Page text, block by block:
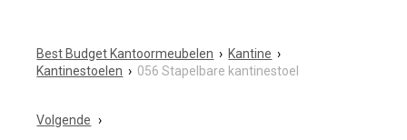
Best Budget Kantoormeubelen › Kantine ›
Kantinestoelen › 056 Stapelbare kantinestoel
Volgende